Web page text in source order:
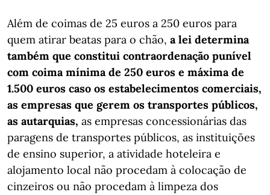
Além de coimas de 25 euros a 250 euros para
quem atirar beatas para o chão, a lei determina
também que constitui contraordenação punível
com coima mínima de 250 euros e máxima de
1.500 euros caso os estabelecimentos comerciais,
as empresas que gerem os transportes públicos,
as autarquias, as empresas concessionárias das
paragens de transportes públicos, as instituições
de ensino superior, a atividade hoteleira e
alojamento local não procedam à colocação de
cinzeiros ou não procedam à limpeza dos